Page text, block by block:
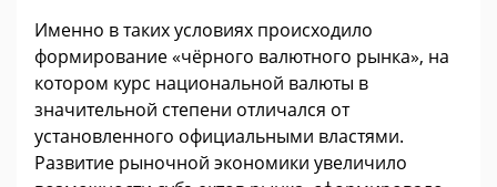
Именно в таких условиях происходило
формирование «чёрного валютного рынка», на
котором курс национальной валюты в
значительной степени отличался от
установленного официальными властями.
Развитие рыночной экономики увеличило